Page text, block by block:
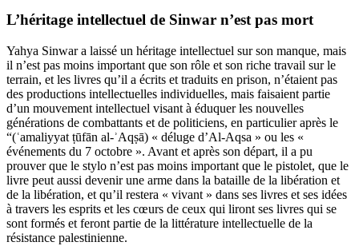
L’héritage intellectuel de Sinwar n’est pas mort
Yahya Sinwar a laissé un héritage intellectuel sur son manque, mais
il n’est pas moins important que son rôle et son riche travail sur le
terrain, et les livres qu’il a écrits et traduits en prison, n’étaient pas
des productions intellectuelles individuelles, mais faisaient partie
d’un mouvement intellectuel visant à éduquer les nouvelles
générations de combattants et de politiciens, en particulier après le
“(ʿamaliyyat ṭūfān al-ʾAqṣā) « déluge d’Al-Aqsa » ou les «
événements du 7 octobre ». Avant et après son départ, il a pu
prouver que le stylo n’est pas moins important que le pistolet, que le
livre peut aussi devenir une arme dans la bataille de la libération et
de la libération, et qu’il restera « vivant » dans ses livres et ses idées
à travers les esprits et les cœurs de ceux qui liront ses livres qui se
sont formés et feront partie de la littérature intellectuelle de la
résistance palestinienne.